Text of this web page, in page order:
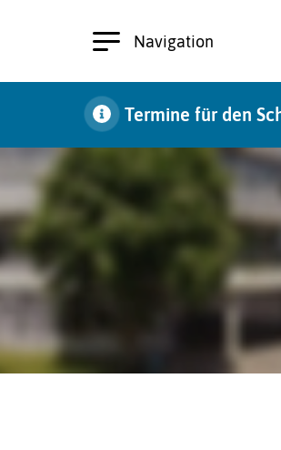
Navigation
Termine für den
zu den Terminen